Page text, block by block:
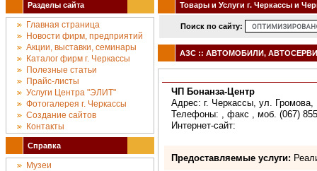
Разделы сайта
Главная страница
Новости фирм, предприятий
Акции, выставки, семинары
Каталог фирм г. Черкассы
Полезные статьи
Прайс-листы
Услуги Центра "ЭЛИТ"
Фотогалерея г. Черкассы
Создание сайтов
Контакты
Справка
Музеи
Товары и Услуги г. Черкассы и
Поиск по сайту:
АЗС :: АВТОМОБИЛИ, АВТОСЕРВИС
ЧП Бонанза-Центр
Адрес: г. Черкассы, ул. Громова,
Телефоны: , факс , моб. (067)
Интернет-сайт:
Предоставляемые услуги: